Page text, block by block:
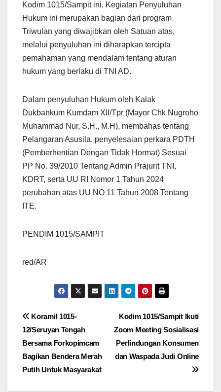
Kodim 1015/Sampit ini. Kegiatan Penyuluhan
Hukum ini merupakan bagian dari program
Triwulan yang diwajibkan oleh Satuan atas,
melalui penyuluhan ini diharapkan tercipta
pemahaman yang mendalam tentang aturan
hukum yang berlaku di TNI AD.
Dalam penyuluhan Hukum oleh Kalak
Dukbankum Kumdam XII/Tpr (Mayor Chk Nugroho
Muhammad Nur, S.H., M.H), membahas tentang
Pelangaran Asusila, penyelesaian perkara PDTH
(Pemberhentian Dengan Tidak Hormat) Sesuai
PP No. 39/2010 Tentang Admin Prajurit TNI,
KDRT, serta UU RI Nomor 1 Tahun 2024
perubahan atas UU NO 11 Tahun 2008 Tentang
ITE.
PENDIM 1015/SAMPIT
red/AR
Navigasi
pos
Kodim 1015/Sampit Ikuti
Zoom Meeting Sosialisasi
Perlindungan Konsumen
dan Waspada Judi Online
Koramil 1015-
12/Seruyan Tengah
Bersama Forkopimcam
Bagikan Bendera Merah
Putih Untuk Masyarakat